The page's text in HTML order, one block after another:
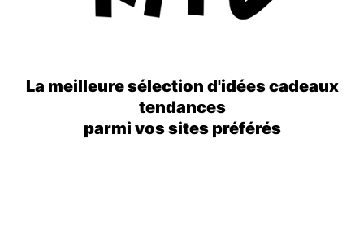
La meilleure sélection d'idées cadeaux
tendances
parmi vos sites préférés